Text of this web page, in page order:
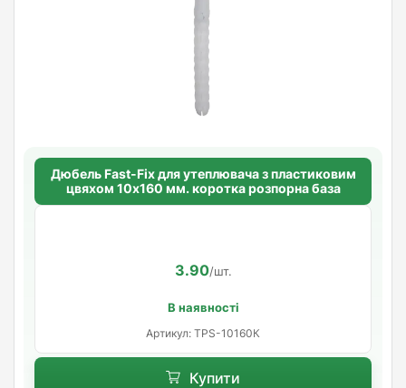
Дюбель Fast-Fix для утеплювача з пластиковим
цвяхом 10х160 мм. коротка розпорна база
3.90/шт.
В наявності
Артикул: TPS-10160К
Купити